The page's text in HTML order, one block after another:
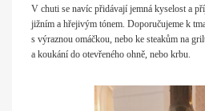
V chuti se navíc přidávají jemná kyselost a
jižním a hřejivým tónem. Doporučujeme k
s výraznou omáčkou, nebo ke steakům na
a koukání do otevřeného ohně, nebo krbu.